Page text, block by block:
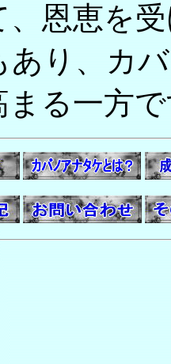
恩恵を
あり、カ
まる一方